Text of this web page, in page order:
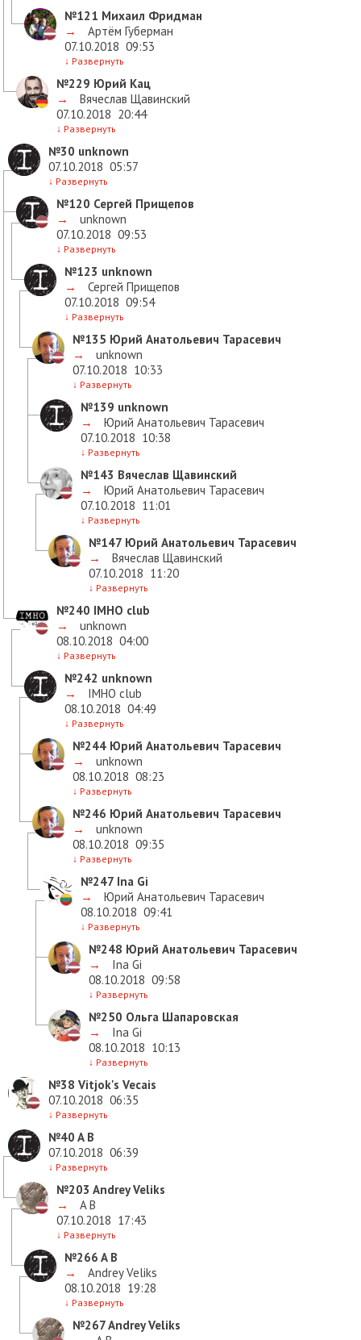
№121 Михаил Фридман
→
Артём Губерман
07.10.2018 09:53
↓ Развернуть
№229 Юрий Кац
→
Вячеслав Щавинский
07.10.2018 20:44
↓ Развернуть
№30 unknown
07.10.2018 05:57
↓ Развернуть
№120 Сергей Прищепов
→
unknown
07.10.2018 09:53
↓ Развернуть
№123 unknown
→
Сергей Прищепов
07.10.2018 09:54
↓ Развернуть
№135 Юрий Анатольевич Тарасевич
→
unknown
07.10.2018 10:33
↓ Развернуть
№139 unknown
→
Юрий Анатольевич Тарасевич
07.10.2018 10:38
↓ Развернуть
№143 Вячеслав Щавинский
→
Юрий Анатольевич Тарасевич
07.10.2018 11:01
↓ Развернуть
№147 Юрий Анатольевич Тарасевич
→
Вячеслав Щавинский
07.10.2018 11:20
↓ Развернуть
№240 IMHO club
→
unknown
08.10.2018 04:00
↓ Развернуть
№242 unknown
→
IMHO club
08.10.2018 04:49
↓ Развернуть
№244 Юрий Анатольевич Тарасевич
→
unknown
08.10.2018 08:23
↓ Развернуть
№246 Юрий Анатольевич Тарасевич
→
unknown
08.10.2018 09:35
↓ Развернуть
№247 Ina Gi
→
Юрий Анатольевич Тарасевич
08.10.2018 09:41
↓ Развернуть
№248 Юрий Анатольевич Тарасевич
→
Ina Gi
08.10.2018 09:58
↓ Развернуть
№250 Ольга Шапаровская
→
Ina Gi
08.10.2018 10:13
↓ Развернуть
№38 Vitjok's Vecais
07.10.2018 06:35
↓ Развернуть
№40 A B
07.10.2018 06:39
↓ Развернуть
№203 Andrey Veliks
→
A B
07.10.2018 17:43
↓ Развернуть
№266 A B
→
Andrey Veliks
08.10.2018 19:28
↓ Развернуть
№267Andrey Veliks